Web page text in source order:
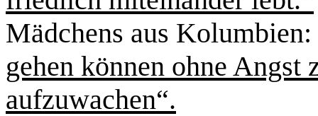
Mädchens aus Kolumbien:
gehen können ohne Angst
aufzuwachen“.